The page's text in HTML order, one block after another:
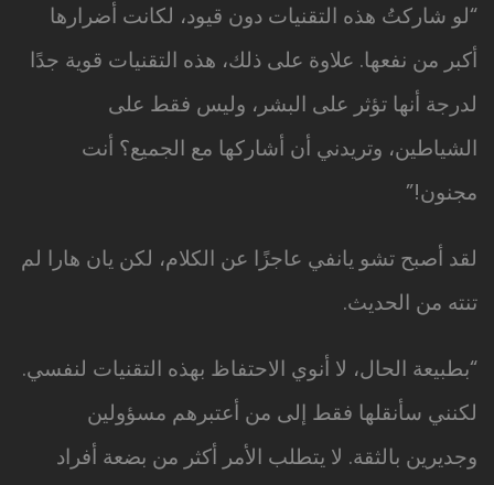
“لو شاركتُ هذه التقنيات دون قيود، لكانت أضرارها
أكبر من نفعها. علاوة على ذلك، هذه التقنيات قوية جدًا
لدرجة أنها تؤثر على البشر، وليس فقط على
الشياطين، وتريدني أن أشاركها مع الجميع؟ أنت
مجنون!”
لقد أصبح تشو يانفي عاجزًا عن الكلام، لكن يان هارا لم
تنته من الحديث.
“بطبيعة الحال، لا أنوي الاحتفاظ بهذه التقنيات لنفسي.
لكنني سأنقلها فقط إلى من أعتبرهم مسؤولين
وجديرين بالثقة. لا يتطلب الأمر أكثر من بضعة أفراد